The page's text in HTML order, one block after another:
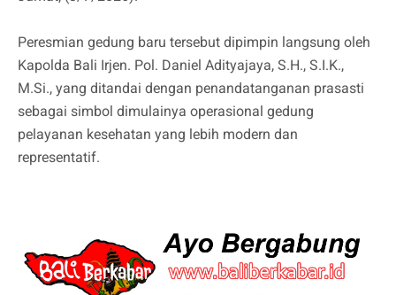
Peresmian gedung baru tersebut dipimpin langsung oleh
Kapolda Bali Irjen. Pol. Daniel Adityajaya, S.H., S.I.K.,
M.Si., yang ditandai dengan penandatanganan prasasti
sebagai simbol dimulainya operasional gedung
pelayanan kesehatan yang lebih modern dan
representatif.